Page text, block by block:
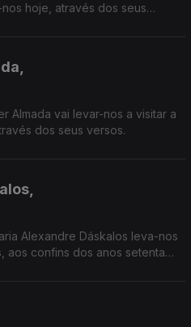
hoje, através dos seus
Almada vai levar-nos a visitar a
dos seus versos.
Alexandre Dáskalos leva-nos
aos confins dos anos setenta